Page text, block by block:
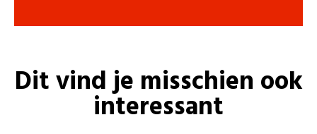
Dit vind je misschien ook
interessant